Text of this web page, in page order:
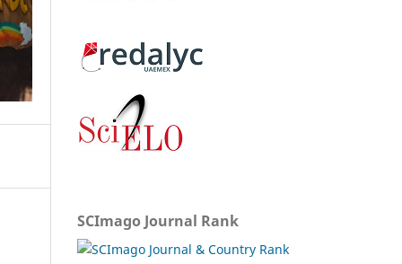
SCImago Journal Rank